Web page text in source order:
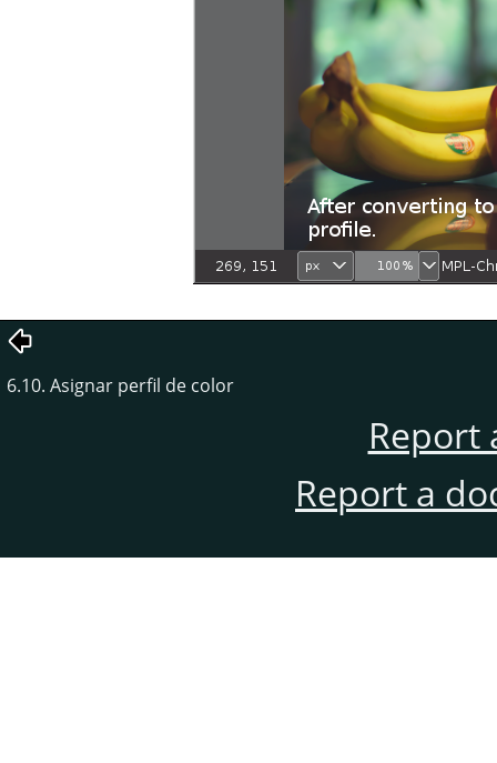
6.10. Asignar perfil de color
Report
Report a